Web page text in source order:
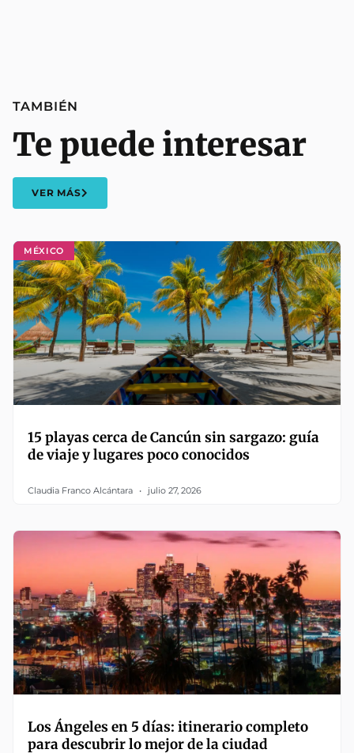
MÉXICO
15 playas cerca de Cancún sin sargazo: guía
de viaje y lugares poco conocidos
Claudia Franco Alcántara julio 27, 2026
Los Ángeles en 5 días: itinerario completo
para descubrir lo mejor de la ciudad
TAMBIÉN
Te puede interesar
VER MÁS